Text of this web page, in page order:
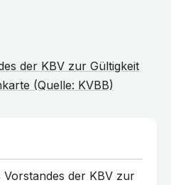
der KBV zur Gültigkeit
(Quelle: KVBB)
der KBV zur